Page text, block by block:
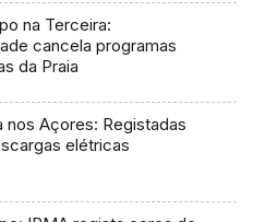
na Terceira:
cancela programas
da Praia
nos Açores: Registadas
elétricas